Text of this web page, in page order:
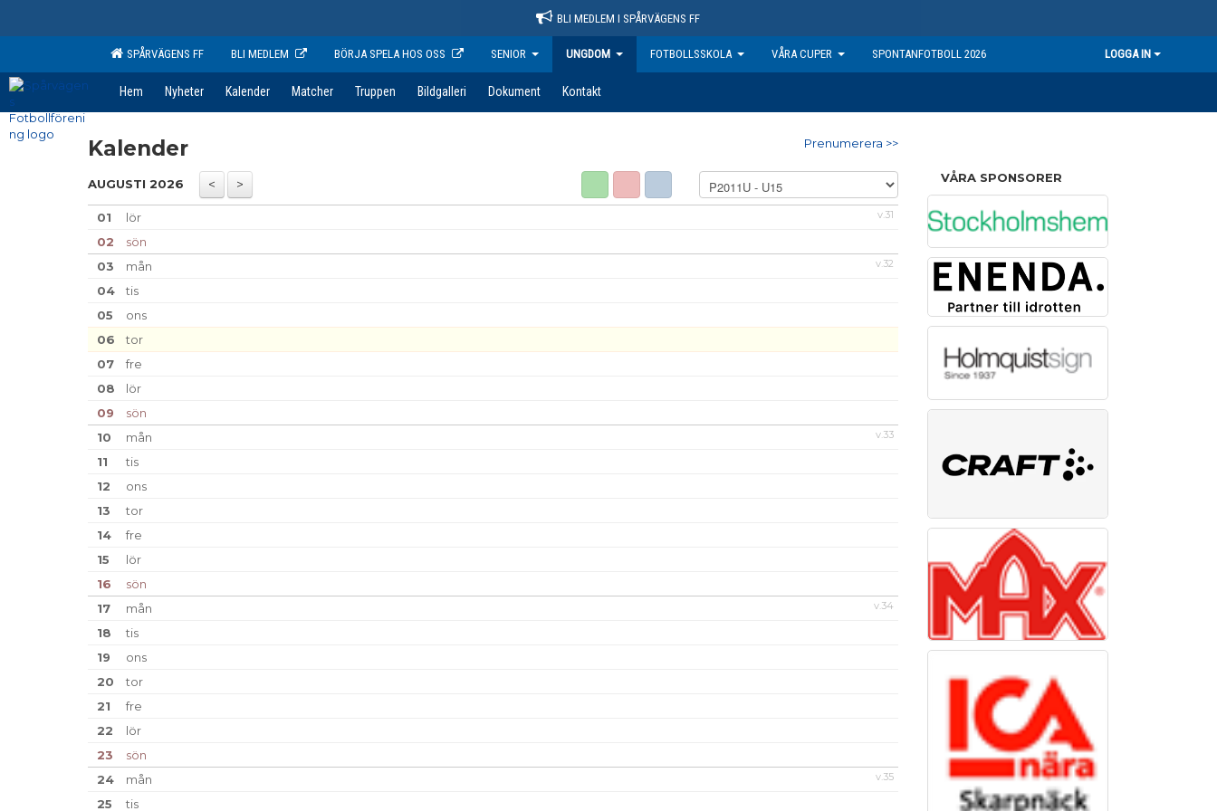
BLI MEDLEM I SPÅRVÄGENS FF
SPÅRVÄGENS FF BLI MEDLEM BÖRJA SPELA HOS OSS SENIOR UNGDOM FOTBOLLSSKOLA VÅRA CUPER SPONTANFOTBOLL 2026 LOGGA IN
Hem Nyheter Kalender Matcher Truppen Bildgalleri Dokument Kontakt
Prenumerera >>
Kalender
AUGUSTI 2026
v.31
01
lör
02
sön
v.32
03
mån
04
tis
05
ons
06
tor
07
fre
08
lör
09
sön
v.33
10
mån
11
tis
12
ons
13
tor
14
fre
15
lör
16
sön
v.34
17
mån
18
tis
19
ons
20
tor
21
fre
22
lör
23
sön
v.35
24
mån
25
tis
VÅRA SPONSORER